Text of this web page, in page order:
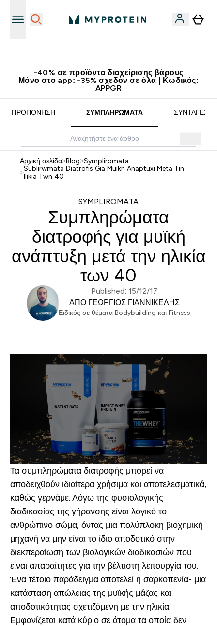
-40% σε προϊόντα διαχείρισης βάρους
Μόνο στο app: -35% σχεδόν σε όλα | Κωδικός:
APPGR
ΠΡΟΠΌΝΗΣΗ ΣΥΜΠΛΗΡΏΜΑΤΑ ΣΥΝΤΑΓΈΣ
Αρχική σελίδα>Blog>Sympliromata
>Sublirwmata Diatrofis Gia Muikh Anaptuxi Meta Tin
Ilikia Twn 40
SYMPLIROMATA
Συμπληρώματα
διατροφής για μυϊκή
ανάπτυξη μετά την ηλικία
των 40
Published: 15/12/17
ΑΠΌ ΓΕΏΡΓΙΟΣ ΓΙΑΝΝΙΚΈΛΗΣ
Ειδικός σε θέματα Bodybuilding και Fitness
Τα συμπληρώματα διατροφής μπορεί να
αποδειχθούν ιδιαίτερα χρήσιμα και αποτελεσματικά,
καθώς γερνάμε. Λόγω της φυσιολογικής
διαδικασίας της γήρανσης είναι λογικό το
ανθρώπινο σώμα, όντας μια πολύπλοκη βιοχημική
μηχανή να μην είναι το ίδιο αποδοτικό στην
διεκπεραίωση των βιολογικών διαδικασιών που
είναι απαραίτητες για την βέλτιστη λειτουργία του.
Ένα τέτοιο παράδειγμα αποτελεί η σαρκοπενία- μια
κατάσταση απώλειας της μυϊκής μάζας και
αποδοτικότητας σχετιζόμενη με την ηλικία.
Εμφανίζεται κατά κύριο σε άτομα τα οποία δεν